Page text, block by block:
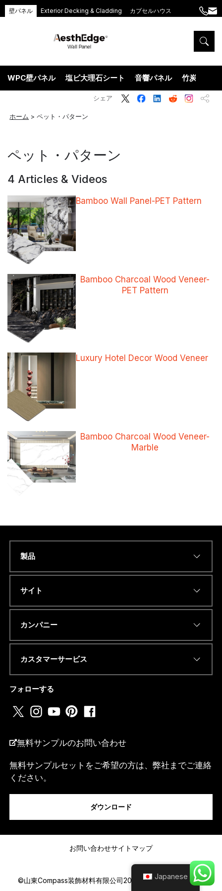
壁パネル Exterior Decking & Cladding カプセルハウス
+86
5575
WPC壁パネル 塩ビ大理石シート 音響パネル 竹炭ウッド
ホーム >ペット・パターン
シェア
ペット・パターン
4 Articles & Videos
Bamboo Wall Panel-PET Pattern
Bamboo Charcoal Wood Veneer-
PET Pattern
Luxury Hotel Decor Wood Veneer
Bamboo Charcoal Wood Veneer-
Marble
N
a
a
e
私は...
製品
サイト
カンパニー
カスタマーサービス
フォローする
無料サンプルのお問い合わせ
無料サンプルセットをご希望の方は、弊社までご連絡
ください。
ダウンロード
お問い合わせサイトマップ
©山東Compass装飾材料有限公司2025.All Rights Reserved
Japanese